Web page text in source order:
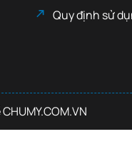
Quy định sử